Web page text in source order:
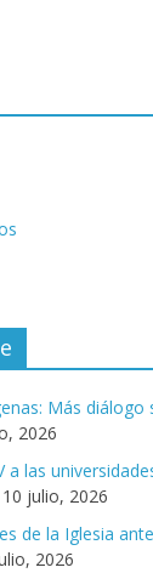
Más diálogo
2026
a las
10 julio, 2026
de la Iglesia
2026